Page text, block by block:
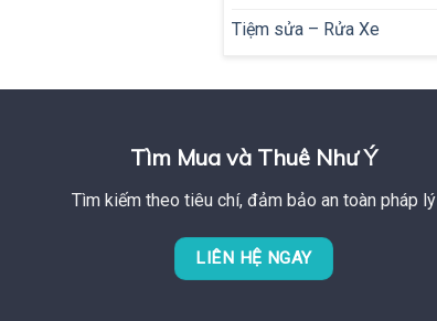
Tiệm sửa – Rửa Xe
Tìm Mua và Thuê Như Ý
Tìm kiếm theo tiêu chí, đảm bảo an toàn pháp lý
LIÊN HỆ NGAY